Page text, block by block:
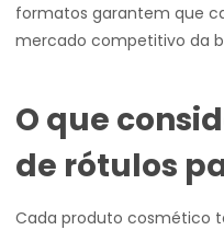
formatos garantem que
mercado competitivo da
O que
de rótulos
Cada produto cosmético